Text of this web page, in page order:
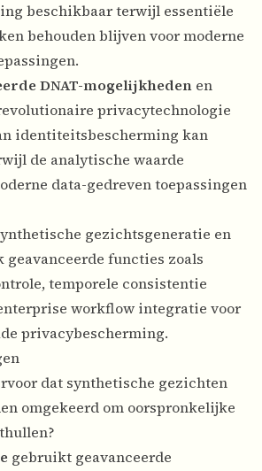
beschikbaar terwijl essentiële
behouden blijven voor moderne
DNAT-mogelijkheden en
privacytechnologie
identiteitsbescherming kan
de analytische waarde
data-gedreven toepassingen
gezichtsgeneratie en
functies zoals
temporele consistentie
workflow integratie voor
privacybescherming.
dat synthetische gezichten
omgekeerd om oorspronkelijke
gebruikt geavanceerde